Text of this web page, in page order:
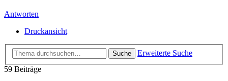
Antworten
Druckansicht
Suche
Erweiterte Suche
59 Beiträge